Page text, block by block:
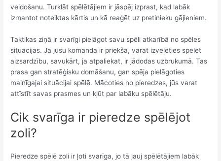
veidošanu. Turklāt spēlētājiem ir jāspēj izprast, kad labāk
izmantot noteiktas kārtis un kā reaģēt uz pretinieku gājieniem.
Taktikas ziņā ir svarīgi pielāgot savu spēli atkarībā no spēles
situācijas. Ja jūsu komanda ir priekšā, varat izvēlēties spēlēt
aizsardzību, savukārt, ja atpaliekat, ir jādodas uzbrukumā. Tas
prasa gan stratēģisku domāšanu, gan spēja pielāgoties
mainīgajai situācijai spēlē. Mācoties no pieredzes, jūs varat
attīstīt savas prasmes un kļūt par labāku spēlētāju.
Cik svarīga ir pieredze spēlējot
zoli?
Pieredze spēlē zoli ir ļoti svarīga, jo tā ļauj spēlētājiem labāk